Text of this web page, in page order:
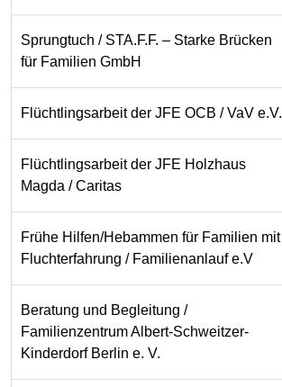
Sprungtuch / STA.F.F. – Starke Brücken
für Familien GmbH
Flüchtlingsarbeit der JFE OCB / VaV e.V.
Flüchtlingsarbeit der JFE Holzhaus
Magda / Caritas
Frühe Hilfen/Hebammen für Familien mit
Fluchterfahrung / Familienanlauf e.V
Beratung und Begleitung /
Familienzentrum Albert-Schweitzer-
Kinderdorf Berlin e. V.